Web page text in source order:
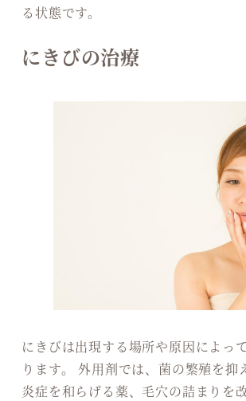
る状態です。
にきびの治療
にきびは出現する場所や原因によっ
ります。 外用剤では、菌の繁殖を抑
炎症を和らげる薬、毛穴の詰まりを